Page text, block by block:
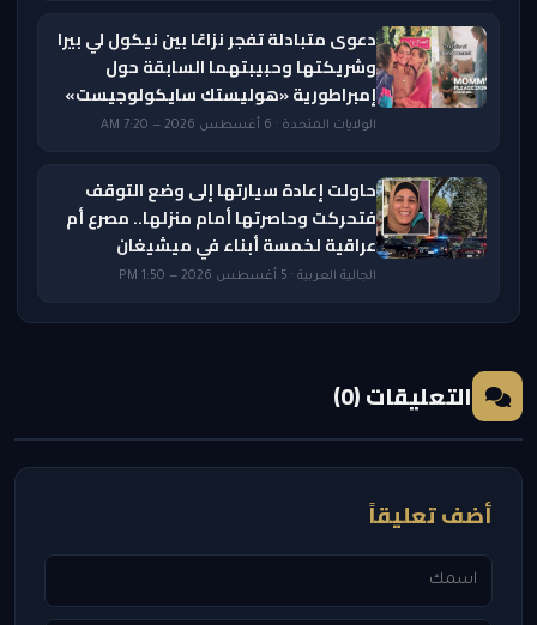
دعوى متبادلة تفجر نزاعًا بين نيكول لي بيرا
وشريكتها وحبيبتهما السابقة حول
إمبراطورية «هوليستك سايكولوجيست»
الولايات المتحدة · 6 أغسطس 2026 — 7:20 AM
حاولت إعادة سيارتها إلى وضع التوقف
فتحركت وحاصرتها أمام منزلها.. مصرع أم
عراقية لخمسة أبناء في ميشيغان
الجالية العربية · 5 أغسطس 2026 — 1:50 PM
التعليقات (0)
أضف تعليقاً